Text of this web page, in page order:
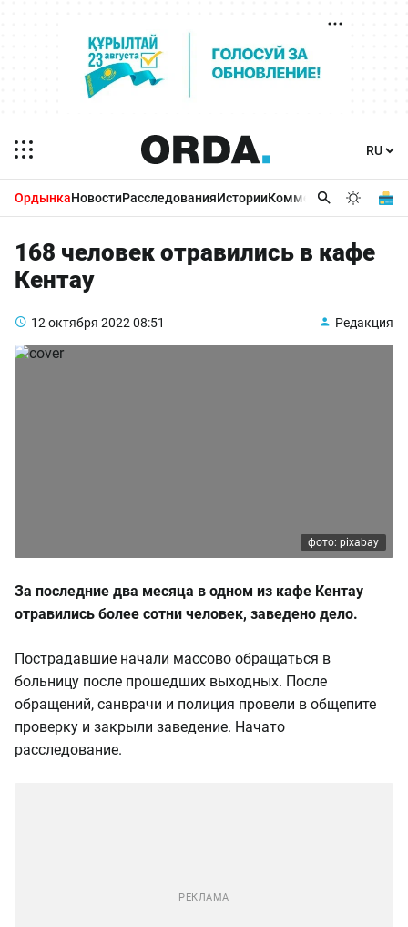
ОрдынкаНовостиРасследованияИсторииКомментарииБизнес
168 человек отравились в кафе
Кентау
12 октября 2022 08:51 Редакция
фото: pixabay
За последние два месяца в одном из кафе Кентау
отравились более сотни человек, заведено дело.
Пострадавшие начали массово обращаться в
больницу после прошедших выходных. После
обращений, санврачи и полиция провели в общепите
проверку и закрыли заведение. Начато
расследование.